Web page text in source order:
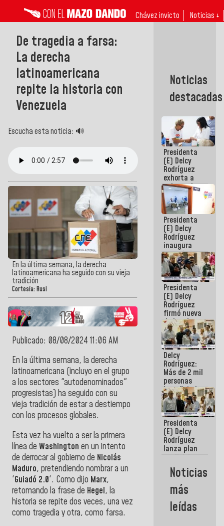
Chávez invicto Noticias ↓
De tragedia a farsa:
La derecha
latinoamericana
repite la historia con
Venezuela
Escucha esta noticia: 🔊
En la última semana, la derecha
latinoamericana ha seguido con su vieja
tradición
Cortesía: Rusi
Publicado: 08/08/2024 11:06 AM
En la última semana, la derecha
latinoamericana (incluyo en el grupo
a los sectores "autodenominados"
progresistas) ha seguido con su
vieja tradición de estar a destiempo
con los procesos globales.
Esta vez ha vuelto a ser la primera
línea de Washington en un intento
de derrocar al gobierno de Nicolás
Maduro, pretendiendo nombrar a un
'Guiadó 2.0'. Como dijo Marx,
retomando la frase de Hegel, la
historia se repite dos veces, una vez
como tragedia y otra, como farsa.
Noticias
destacadas
Presidenta
(E) Delcy
Rodríguez
exhorta a
gobernadores
y alcaldes a
edificar
casas para
abuelos
Presidenta
(E) Delcy
Rodríguez
inaugura
casa de los
Abuelos
Primavera
en Caracas
Presidenta
(E) Delcy
Rodríguez
firmó nueva
de Ley de
Arrendamiento
aprobada
por la AN
Delcy
Rodríguez:
Más de 2 mil
personas
beneficiadas
con planes
para
atención de
emergencia
sísmica en
la última
semana
Presidenta
(E) Delcy
Rodríguez
lanza plan
crediticio
con subsidio
a Juntas de
Condominio
Noticias
más
leídas